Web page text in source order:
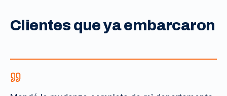
Clientes que ya embarcaron